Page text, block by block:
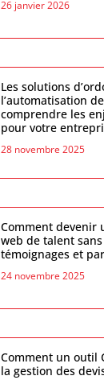
26 janvier 2026
Les solutions
l’automatisation
comprendre les
pour votre
28 novembre 2025
Comment devenir
web de talent
témoignages et
24 novembre 2025
Comment un outil
la gestion des